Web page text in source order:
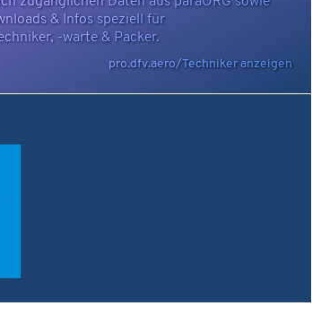
& Infos speziell für
-warte & Packer.
pro.dfv.aero/Techniker anzeigen